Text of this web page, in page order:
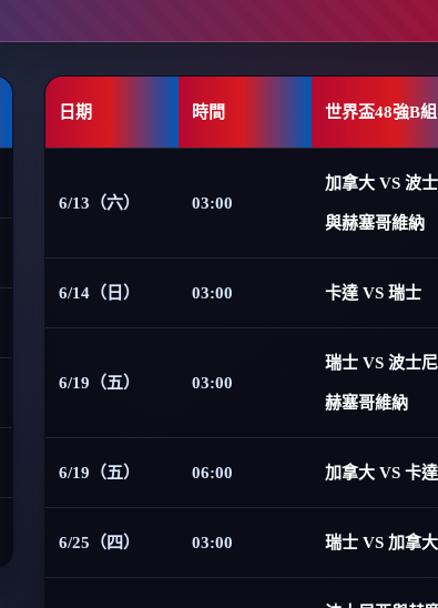
日期 時間 世界盃48強B組
6/13（六） 03:00
加拿大 VS 波
與赫塞哥維納
6/14（日） 03:00 卡達 VS 瑞士
6/19（五） 03:00
瑞士 VS 波士
赫塞哥維納
6/19（五） 06:00 加拿大 VS 卡達
6/25（四） 03:00 瑞士 VS 加拿大